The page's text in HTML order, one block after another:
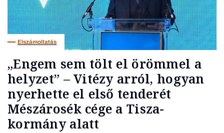
Elszámoltatás
„Engem sem tölt el örömmel a
helyzet” – Vitézy arról, hogyan
nyerhette el első tenderét
Mészárosék cége a Tisza-
kormány alatt